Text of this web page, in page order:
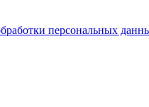
персональных